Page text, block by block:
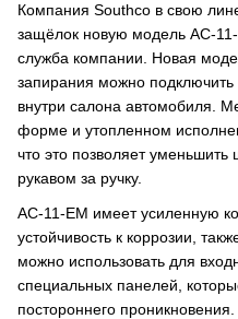
Компания Southco в свою
защёлок новую модель AC-
служба компании. Новая
запирания можно подключить
внутри салона автомобиля.
форме и утопленном
что это позволяет уменьшить
рукавом за ручку.
AC-11-EM имеет усиленную
устойчивость к коррозии,
можно использовать для
специальных панелей,
постороннего